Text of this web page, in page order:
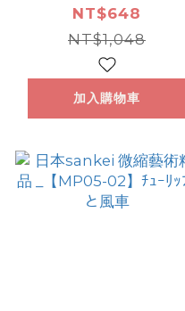
_【MP05-04】小
さな街並み
NT$648
NT$1,048
加入購物車